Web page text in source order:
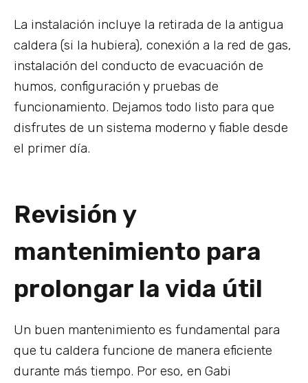
La instalación incluye la retirada de la antigua
caldera (si la hubiera), conexión a la red de gas,
instalación del conducto de evacuación de
humos, configuración y pruebas de
funcionamiento. Dejamos todo listo para que
disfrutes de un sistema moderno y fiable desde
el primer día.
Revisión y
mantenimiento para
prolongar la vida útil
Un buen mantenimiento es fundamental para
que tu caldera funcione de manera eficiente
durante más tiempo. Por eso, en Gabi